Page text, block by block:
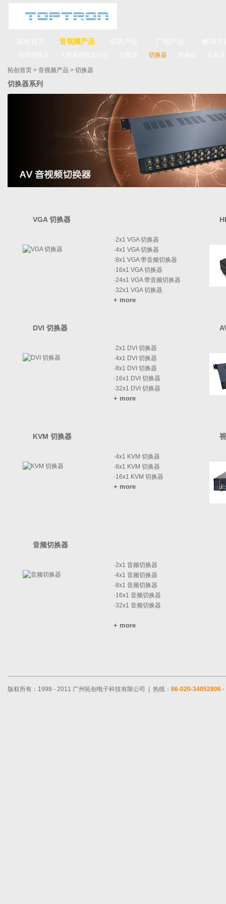
音视频产品
切换器
拓创首页 > 音视频产品 > 切换器
切换器系列
VGA 切换器
·2x1 VGA 切换器
·4x1 VGA 切换器
·8x1 VGA 带音频切换器
·16x1 VGA 切换器
·24x1 VGA 带音频切换器
·32x1 VGA 切换器
+ more
DVI 切换器
·2x1 DVI 切换器
·4x1 DVI 切换器
·8x1 DVI 切换器
·16x1 DVI 切换器
·32x1 DVI 切换器
+ more
KVM 切换器
·4x1 KVM 切换器
·8x1 KVM 切换器
·16x1 KVM 切换器
+ more
音频切换器
·2x1 音频切换器
·4x1 音频切换器
·8x1 音频切换器
·16x1 音频切换器
·32x1 音频切换器
+ more
版权所有：1998 - 2011 广州拓创电子科技有限公司 | 热线： 86-020-34052806 -